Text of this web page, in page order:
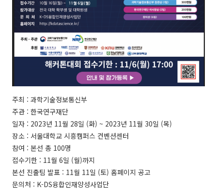
주최 : 과학기술정보통신부
주관 : 한국연구재단
일자 : 2023년 11월 28일 (화) ~ 2023년 11월 30일 (목)
장소 : 서울대학교 시흥캠퍼스 컨벤션센터
참여 : 본선 총 100명
접수기한 : 11월 6일 (월)까지
본선 진출팀 발표 : 11월 11일 (토) 홈페이지 공고
문의처 : K-DS융합인재양성사업단